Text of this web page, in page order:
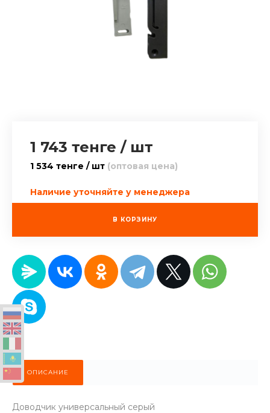
1 743 тенге / шт
1 534 тенге / шт (оптовая цена)
Наличие уточняйте у менеджера
В КОРЗИНУ
ОПИСАНИЕ
Доводчик универсальный серый